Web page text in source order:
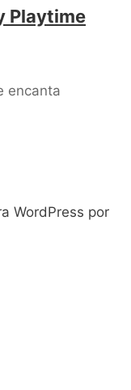
Playtime
encanta
WordPress por